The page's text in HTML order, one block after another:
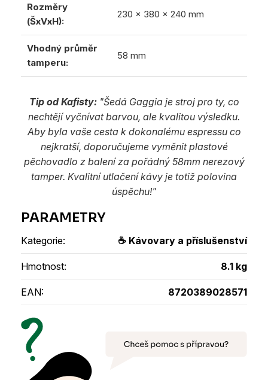
Rozměry
(ŠxVxH):
230 x 380 x 240 mm
Vhodný průměr
tamperu:
58 mm
Tip od Kafisty:"Šedá Gaggia je stroj pro ty, co
nechtějí vyčnívat barvou, ale kvalitou výsledku.
Aby byla vaše cesta k dokonalému espressu co
nejkratší, doporučujeme vyměnit plastové
pěchovadlo z balení za pořádný 58mm nerezový
tamper. Kvalitní utlačení kávy je totiž polovina
úspěchu!"
Kategorie: ☕ Kávovary a příslušenství
Hmotnost: 8.1 kg
EAN: 8720389028571